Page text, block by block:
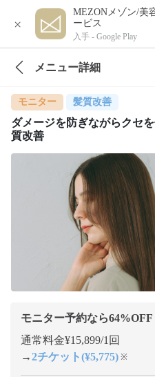
×
MEZONメゾン/美
ービス
入手 - Google Play
メニュー詳細
モニター 髪質改善
ダメージを防ぎながらクセ
質改善
モニター予約なら64%OFF
通常料金¥15,899/1回
→2チケット(¥5,775) ※